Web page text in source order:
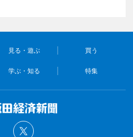
見る・遊ぶ 買う
学ぶ・知る 特集